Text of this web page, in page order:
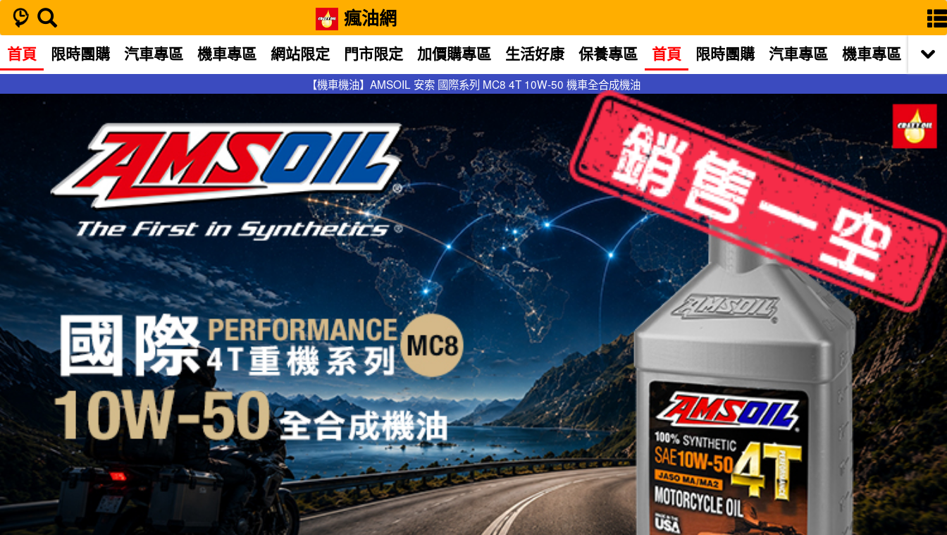
瘋油網
【機車機油】AMSOIL 安索 國際系列 MC8 4T 10W-50 機車全合成機油
首頁 限時團購 汽車專區 機車專區 網站限定 門市限定 加價購專區 生活好康 保養專區 首頁 限時團購 汽車專區 機車專區
【機車機油】AMSOIL 安索 國際系列 MC8 4T 10W-50 機車全合成機油